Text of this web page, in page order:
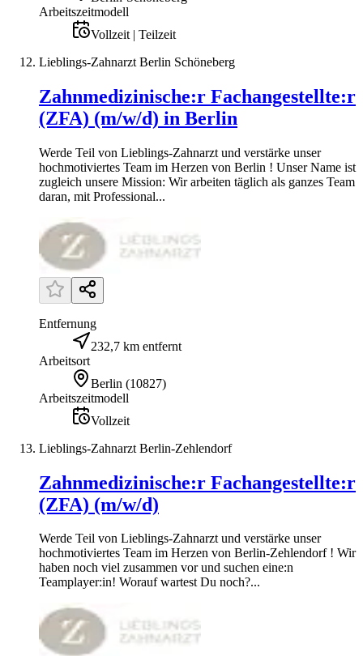
Arbeitszeitmodell
Vollzeit | Teilzeit
Lieblings-Zahnarzt Berlin Schöneberg
Zahnmedizinische:r Fachangestellte:r
(ZFA) (m/w/d) in Berlin
Werde Teil von Lieblings-Zahnarzt und verstärke unser
hochmotiviertes Team im Herzen von Berlin ! Unser Name ist
zugleich unsere Mission: Wir arbeiten täglich als ganzes Team
daran, mit Professional...
Entfernung
232,7 km entfernt
Arbeitsort
Berlin (10827)
Arbeitszeitmodell
Vollzeit
Lieblings-Zahnarzt Berlin-Zehlendorf
Zahnmedizinische:r Fachangestellte:r
(ZFA) (m/w/d)
Werde Teil von Lieblings-Zahnarzt und verstärke unser
hochmotiviertes Team im Herzen von Berlin-Zehlendorf ! Wir
haben noch viel zusammen vor und suchen eine:n
Teamplayer:in! Worauf wartest Du noch?...